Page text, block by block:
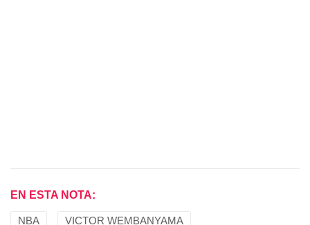
EN ESTA NOTA:
NBA VICTOR WEMBANYAMA